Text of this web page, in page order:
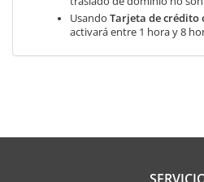
Usando Tarjeta de crédito
activará entre 1 hora y 8